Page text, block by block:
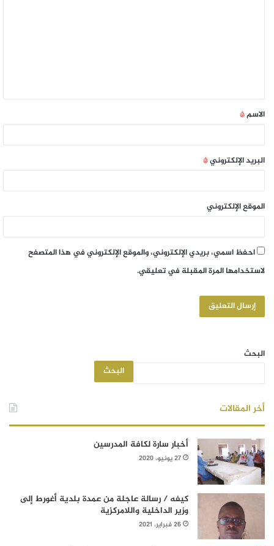
الاسم*
البريد الإلكتروني*
الموقع الإلكتروني
احفظ اسمي، بريدي الإلكتروني، والموقع الإلكتروني في هذا المتصفح
لاستخدامها المرة المقبلة في تعليقي.
البحث
البحث
أخر المقالات
أخبار سارة لكافة المدرسين
27 يونيو، 2020
كيفه / رسالة عاجلة من عمدة بلدية أغورط إلى
وزير الداخلية واللامركزية
26 فبراير، 2021